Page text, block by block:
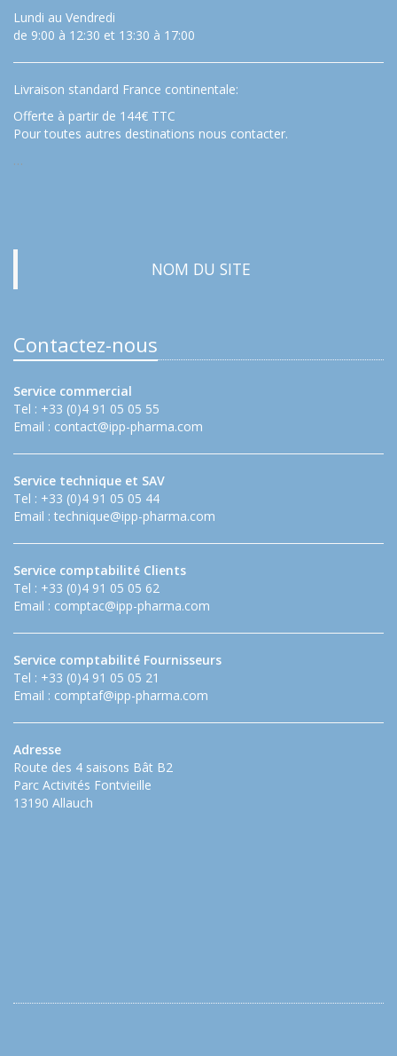
Lundi au Vendredi
de 9:00 à 12:30 et 13:30 à 17:00
Livraison standard France continentale:
Offerte à partir de 144€ TTC
Pour toutes autres destinations nous contacter.
…
NOM DU SITE
Contactez-nous
Service commercial
Tel : +33 (0)4 91 05 05 55
Email : contact@ipp-pharma.com
Service technique et SAV
Tel : +33 (0)4 91 05 05 44
Email : technique@ipp-pharma.com
Service comptabilité Clients
Tel : +33 (0)4 91 05 05 62
Email : comptac@ipp-pharma.com
Service comptabilité Fournisseurs
Tel : +33 (0)4 91 05 05 21
Email : comptaf@ipp-pharma.com
Adresse
Route des 4 saisons Bât B2
Parc Activités Fontvieille
13190 Allauch